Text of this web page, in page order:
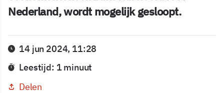
Nederland, wordt mogelijk gesloopt.
14 jun 2024, 11:28
Leestijd: 1 minuut
Delen